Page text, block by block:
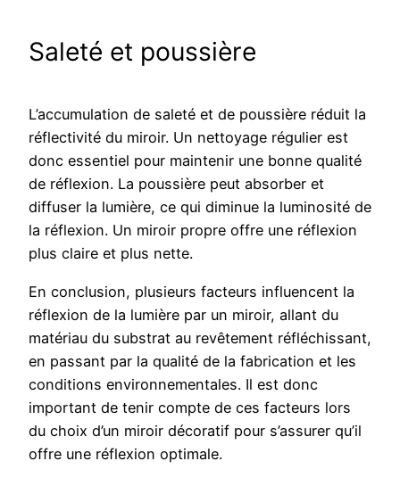
Saleté et poussière
L’accumulation de saleté et de poussière réduit la
réflectivité du miroir. Un nettoyage régulier est
donc essentiel pour maintenir une bonne qualité
de réflexion. La poussière peut absorber et
diffuser la lumière, ce qui diminue la luminosité de
la réflexion. Un miroir propre offre une réflexion
plus claire et plus nette.
En conclusion, plusieurs facteurs influencent la
réflexion de la lumière par un miroir, allant du
matériau du substrat au revêtement réfléchissant,
en passant par la qualité de la fabrication et les
conditions environnementales. Il est donc
important de tenir compte de ces facteurs lors
du choix d’un miroir décoratif pour s’assurer qu’il
offre une réflexion optimale.